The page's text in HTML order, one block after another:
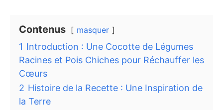
Contenus masquer
1 Introduction : Une Cocotte de Légumes
Racines et Pois Chiches pour Réchauffer les
Cœurs
2 Histoire de la Recette : Une Inspiration de
la Terre